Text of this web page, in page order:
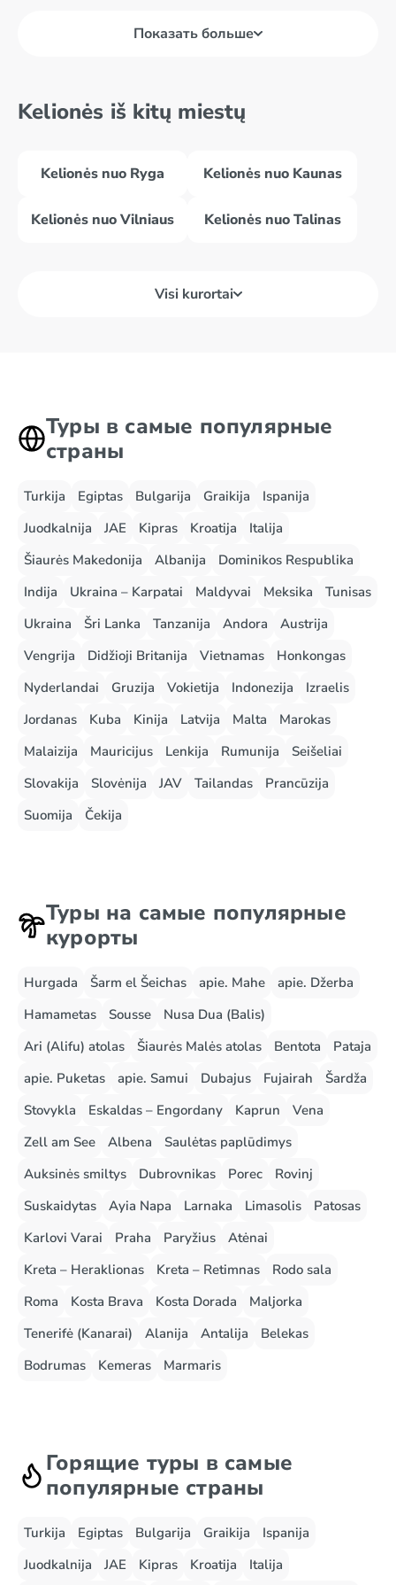
Показать больше
Kelionės iš kitų miestų
Kelionės nuo Ryga Kelionės nuo Kaunas
Kelionės nuo Vilniaus Kelionės nuo Talinas
Visi kurortai
Туры в самые популярные
страны
Turkija Egiptas Bulgarija Graikija
Ispanija
Juodkalnija
JAE Kipras Kroatija
Italija
Šiaurės Makedonija
Albanija
Dominikos Respublika
Indija
Ukraina – Karpatai Maldyvai Meksika
Tunisas
Ukraina
Šri Lanka Tanzanija Andora
Austrija
Vengrija
Didžioji Britanija Vietnamas
Honkongas
Nyderlandai
Gruzija Vokietija Indonezija
Izraelis
Jordanas
Kuba Kinija Latvija Malta
Marokas
Malaizija
Mauricijus Lenkija Rumunija
Seišeliai
Slovakija
Slovėnija JAV Tailandas
Prancūzija
Suomija
Čekija
Туры на самые популярные
курорты
Hurgada Šarm el Šeichas apie. Mahe
apie. Džerba
Hamametas
Sousse
Nusa Dua (Balis)
Ari (Alifu) atolas
Šiaurės Malės atolas Bentota
Pataja
apie. Puketas
apie. Samui Dubajus Fujairah
Šardža
Stovykla
Eskaldas – Engordany Kaprun
Vena
Zell am See
Albena
Saulėtas paplūdimys
Auksinės smiltys
Dubrovnikas Porec
Rovinj
Suskaidytas
Ayia Napa Larnaka Limasolis
Patosas
Karlovi Varai
Praha Paryžius
Atėnai
Kreta – Heraklionas
Kreta – Retimnas
Rodo sala
Roma
Kosta Brava Kosta Dorada
Maljorka
Tenerifė (Kanarai)
Alanija Antalija
Belekas
Bodrumas
Kemeras Marmaris
Горящие туры в самые
популярные страны
Turkija Egiptas Bulgarija Graikija
Ispanija
Juodkalnija
JAE Kipras Kroatija
Italija